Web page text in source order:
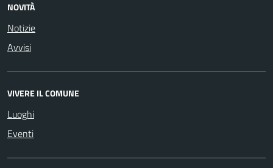
NOVITÀ
Notizie
Avvisi
VIVERE IL COMUNE
Luoghi
Eventi